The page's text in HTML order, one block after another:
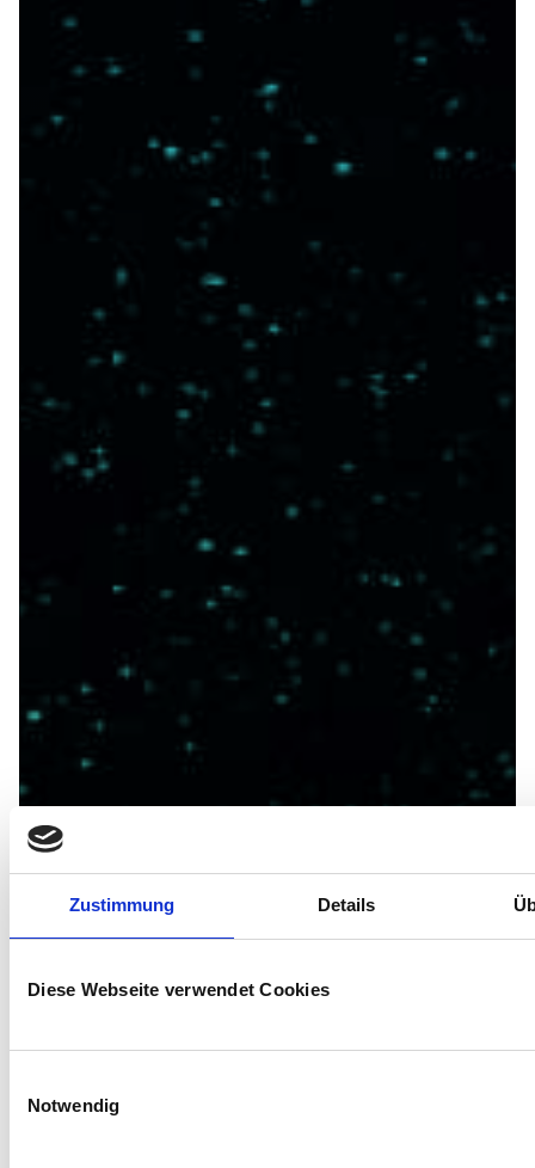
Zustimmung Details
Diese Webseite verwendet Cookies
Notwendig